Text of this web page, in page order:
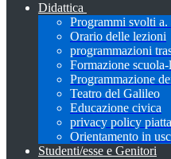
Didattica
Programmi svolti a.
Orario delle lezioni
programmazioni
Formazione
Programmazione
Teatro del Galileo
Educazione civica
privacy policy
Orientamento in
Studenti/esse e Genitori